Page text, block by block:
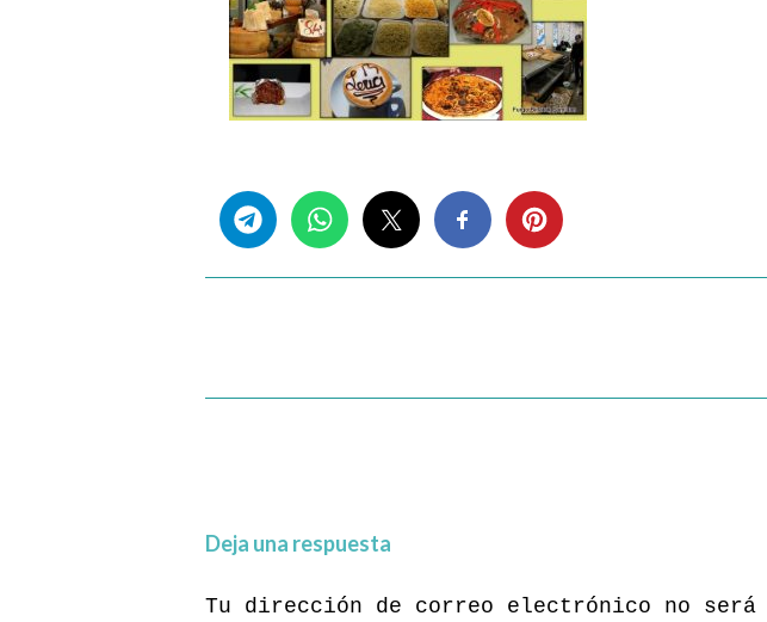
Deja una respuesta
Tu dirección de correo electrónico no será